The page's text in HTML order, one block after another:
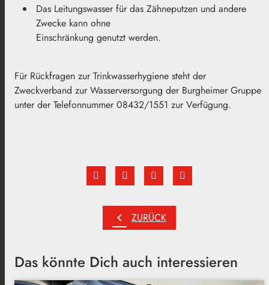
Das Leitungswasser für das Zähneputzen und andere
Zwecke kann ohne
Einschränkung genutzt werden.
Für Rückfragen zur Trinkwasserhygiene steht der
Zweckverband zur Wasserversorgung der Burgheimer Gruppe
unter der Telefonnummer 08432/1551 zur Verfügung.
chevron_left ZURÜCK
Das könnte Dich auch interessieren